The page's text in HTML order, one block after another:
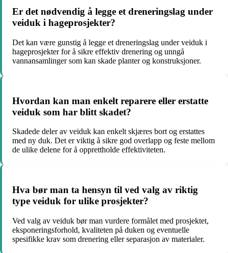
Er det nødvendig å legge et dreneringslag under
veiduk i hageprosjekter?
Det kan være gunstig å legge et dreneringslag under veiduk i
hageprosjekter for å sikre effektiv drenering og unngå
vannansamlinger som kan skade planter og konstruksjoner.
Hvordan kan man enkelt reparere eller erstatte
veiduk som har blitt skadet?
Skadede deler av veiduk kan enkelt skjæres bort og erstattes
med ny duk. Det er viktig å sikre god overlapp og feste mellom
de ulike delene for å opprettholde effektiviteten.
Hva bør man ta hensyn til ved valg av riktig
type veiduk for ulike prosjekter?
Ved valg av veiduk bør man vurdere formålet med prosjektet,
eksponeringsforhold, kvaliteten på duken og eventuelle
spesifikke krav som drenering eller separasjon av materialer.